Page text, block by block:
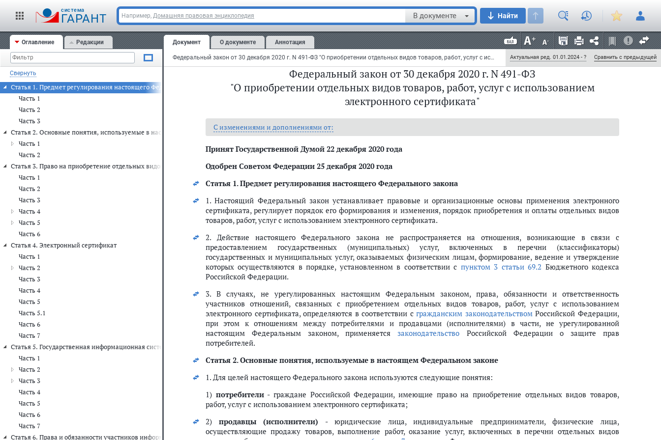
cистема
ГАРАНТ Например, Домашняя правовая энциклопедия В документе Найти
Оглавление Редакции
Свернуть
Статья 1. Предмет регулирования настоящего Федерального закона
Часть 1
Часть 2
Часть 3
Статья 2. Основные понятия, используемые в настоящем Федеральном законе
Часть 1
Часть 2
Статья 3. Право на приобретение отдельных видов товаров, работ, услуг с использованием электронного сертификата
Часть 1
Часть 2
Часть 3
Часть 4
Часть 5
Часть 6
Статья 4. Электронный сертификат
Часть 1
Часть 2
Часть 3
Часть 4
Часть 5
Часть 5.1
Часть 6
Часть 7
Статья 5. Государственная информационная система электронных сертификатов
Часть 1
Часть 2
Часть 3
Часть 4
Часть 5
Часть 6
Часть 7
Статья 6. Права и обязанности участников информационного взаимодействия
Документ О документе Аннотация
Федеральный закон от 30 декабря 2020 г. N 491-ФЗ "О приобретении отдельных видов товаров, работ, услуг с использованием электронного сертификата" (с изменениями и дополнениями) Актуальная ред. 01.01.2024 - ? Сравнить с предыдущей
Федеральный закон от 30 декабря 2020 г. N 491-ФЗ
"О приобретении отдельных видов товаров, работ, услуг с использованием
электронного сертификата"
С изменениями и дополнениями от:
Принят Государственной Думой 22 декабря 2020 года
Одобрен Советом Федерации 25 декабря 2020 года
Статья 1.Предмет регулирования настоящего Федерального закона
1. Настоящий Федеральный закон устанавливает правовые и организационные основы применения электронного
сертификата, регулирует порядок его формирования и изменения, порядок приобретения и оплаты отдельных видов
товаров, работ, услуг с использованием электронного сертификата.
2. Действие настоящего Федерального закона не распространяется на отношения, возникающие в связи с
предоставлением государственных (муниципальных) услуг, включенных в перечни (классификаторы)
государственных и муниципальных услуг, оказываемых физическим лицам, формирование, ведение и утверждение
которых осуществляются в порядке, установленном в соответствии с пунктом 3 статьи 69.2 Бюджетного кодекса
Российской Федерации.
3. В случаях, не урегулированных настоящим Федеральным законом, права, обязанности и ответственность
участников отношений, связанных с приобретением отдельных видов товаров, работ, услуг с использованием
электронного сертификата, определяются в соответствии сгражданским законодательствомРоссийской Федерации,
при этом к отношениям между потребителями и продавцами (исполнителями) в части, не урегулированной
настоящим Федеральным законом, применяетсязаконодательство Российской Федерации о защите прав
потребителей.
Статья 2.Основные понятия, используемые в настоящем Федеральном законе
1. Для целей настоящего Федерального закона используются следующие понятия:
1) потребители- граждане Российской Федерации, имеющие право на приобретение отдельных видов товаров,
работ, услуг с использованием электронного сертификата;
2)продавцы (исполнители) - юридические лица, индивидуальные предприниматели, физические лица,
осуществляющие продажу товаров, выполнение работ, оказание услуг, включенных в перечни отдельных видов